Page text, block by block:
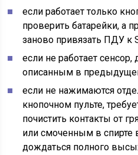
если работает только
проверить батарейки, а
заново привязать ПДУ к
если не работает сенсор,
описанным в
если не нажимаются
кнопочном пульте,
почистить контакты от
или смоченным в спирте
дождаться полного